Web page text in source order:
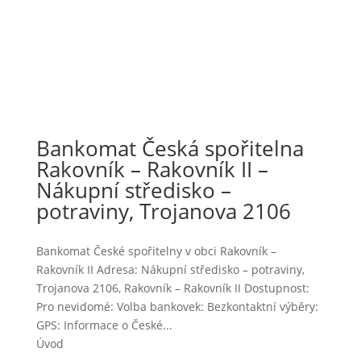
Bankomat Česká spořitelna
Rakovník – Rakovník II –
Nákupní středisko –
potraviny, Trojanova 2106
Bankomat České spořitelny v obci Rakovník –
Rakovník II Adresa: Nákupní středisko – potraviny,
Trojanova 2106, Rakovník – Rakovník II Dostupnost:
Pro nevidomé: Volba bankovek: Bezkontaktní výběry:
GPS: Informace o České...
Úvod